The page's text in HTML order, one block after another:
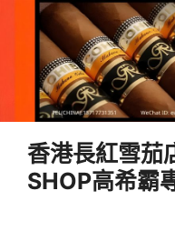
香港長紅雪茄
SHOP高希霸